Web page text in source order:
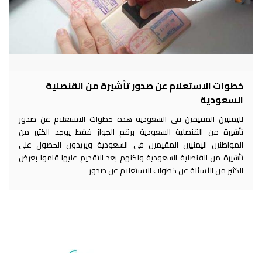
خطوات الاستعلام عن صدور تأشيرة من القنصلية
السعودية
لليمنيين المقيمين في السعودية هذه خطوات الاستعلام عن صدور
تأشيرة من القنصلية السعودية برقم الجواز فقط يوجد الكثير من
المواطنين اليمنيين المقيمين في السعودية ويريدون الحصول على
تأشيرة من القنصلية السعودية ولكنهم بعد التقديم عليها قاموا بعرض
الكثير من الأسئلة عن خطوات الاستعلام عن صدور